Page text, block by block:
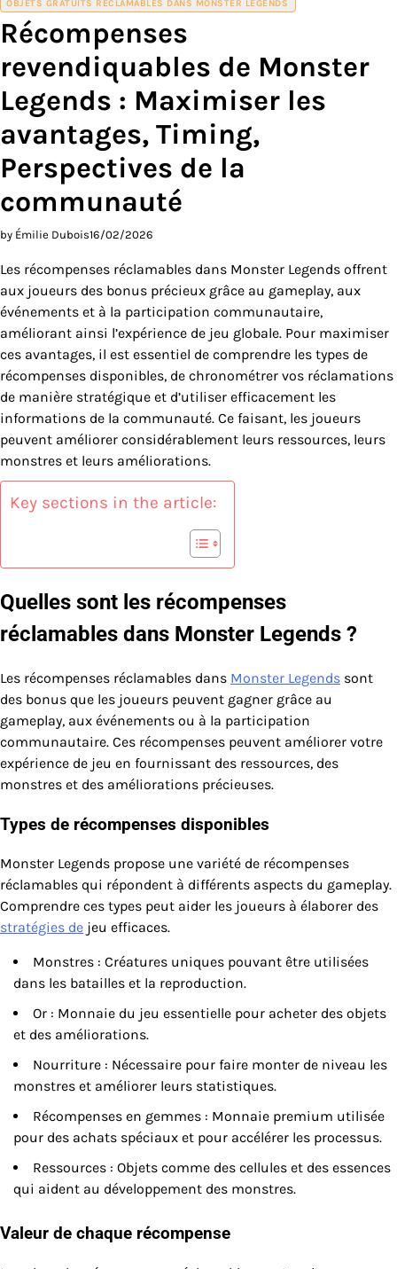
OBJETS GRATUITS RÉCLAMABLES DANS MONSTER LEGENDS
Récompenses
revendiquables de Monster
Legends : Maximiser les
avantages, Timing,
Perspectives de la
communauté
by Émilie Dubois16/02/2026
Les récompenses réclamables dans Monster Legends offrent
aux joueurs des bonus précieux grâce au gameplay, aux
événements et à la participation communautaire,
améliorant ainsi l’expérience de jeu globale. Pour maximiser
ces avantages, il est essentiel de comprendre les types de
récompenses disponibles, de chronométrer vos réclamations
de manière stratégique et d’utiliser efficacement les
informations de la communauté. Ce faisant, les joueurs
peuvent améliorer considérablement leurs ressources, leurs
monstres et leurs améliorations.
Key sections in the article:
Quelles sont les récompenses
réclamables dans Monster Legends ?
Les récompenses réclamables dans Monster Legends sont
des bonus que les joueurs peuvent gagner grâce au
gameplay, aux événements ou à la participation
communautaire. Ces récompenses peuvent améliorer votre
expérience de jeu en fournissant des ressources, des
monstres et des améliorations précieuses.
Types de récompenses disponibles
Monster Legends propose une variété de récompenses
réclamables qui répondent à différents aspects du gameplay.
Comprendre ces types peut aider les joueurs à élaborer des
stratégies de jeu efficaces.
Monstres : Créatures uniques pouvant être utilisées
dans les batailles et la reproduction.
Or : Monnaie du jeu essentielle pour acheter des objets
et des améliorations.
Nourriture : Nécessaire pour faire monter de niveau les
monstres et améliorer leurs statistiques.
Récompenses en gemmes : Monnaie premium utilisée
pour des achats spéciaux et pour accélérer les processus.
Ressources : Objets comme des cellules et des essences
qui aident au développement des monstres.
Valeur de chaque récompense